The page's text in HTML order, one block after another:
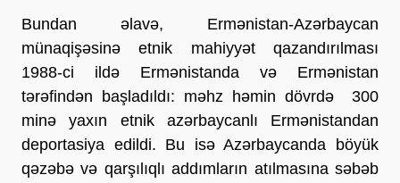
Bundan əlavə, Ermənistan-Azərbaycan
münaqişəsinə etnik mahiyyət qazandırılması
1988-ci ildə Ermənistanda və Ermənistan
tərəfindən başladıldı: məhz həmin dövrdə 300
minə yaxın etnik azərbaycanlı Ermənistandan
deportasiya edildi. Bu isə Azərbaycanda böyük
qəzəbə və qarşılıqlı addımların atılmasına səbəb